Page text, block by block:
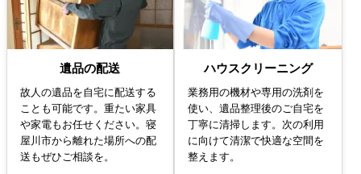
遺品の配送
故人の遺品を自宅に配送する
ことも可能です。重たい家具
や家電もお任せください。寝
屋川市から離れた場所への配
送もぜひご相談を。
ハウスクリーニング
業務用の機材や専用の洗剤を
使い、遺品整理後のご自宅を
丁寧に清掃します。次の利用
に向けて清潔で快適な空間を
整えます。